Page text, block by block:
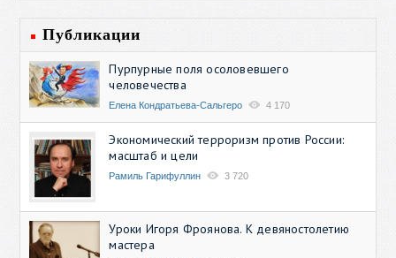
Публикации
Пурпурные поля осоловевшего
человечества
Елена Кондратьева-Сальгеро 4 170
Экономический терроризм против России:
масштаб и цели
Рамиль Гарифуллин 3 720
Уроки Игоря Фроянова. К девяностолетию
мастера